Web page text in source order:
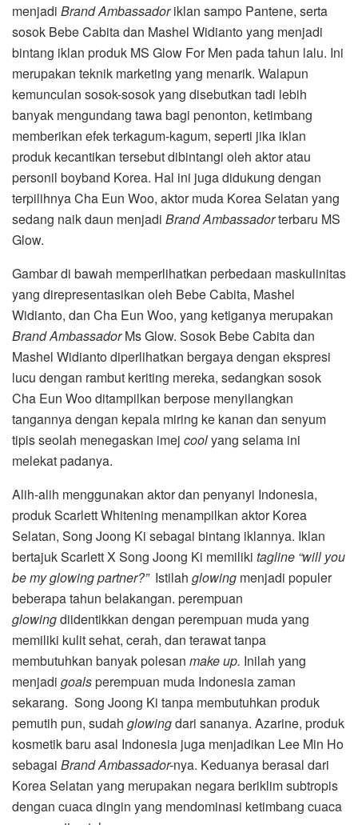
menjadi Brand Ambassadoriklan sampo Pantene, serta
sosok Bebe Cabita dan Mashel Widianto yang menjadi
bintang iklan produk MS Glow For Men pada tahun lalu. Ini
merupakan teknik marketing yang menarik. Walapun
kemunculan sosok-sosok yang disebutkan tadi lebih
banyak mengundang tawa bagi penonton, ketimbang
memberikan efek terkagum-kagum, seperti jika iklan
produk kecantikan tersebut dibintangi oleh aktor atau
personil boyband Korea. Hal ini juga didukung dengan
terpilihnya Cha Eun Woo, aktor muda Korea Selatan yang
sedang naik daun menjadi Brand Ambassadorterbaru MS
Glow.
Gambar di bawah memperlihatkan perbedaan maskulinitas
yang direpresentasikan oleh Bebe Cabita, Mashel
Widianto, dan Cha Eun Woo, yang ketiganya merupakan
Brand AmbassadorMs Glow. Sosok Bebe Cabita dan
Mashel Widianto diperlihatkan bergaya dengan ekspresi
lucu dengan rambut keriting mereka, sedangkan sosok
Cha Eun Woo ditampilkan berpose menyilangkan
tangannya dengan kepala miring ke kanan dan senyum
tipis seolah menegaskan imej coolyang selama ini
melekat padanya.
Alih-alih menggunakan aktor dan penyanyi Indonesia,
produk Scarlett Whitening menampilkan aktor Korea
Selatan, Song Joong Ki sebagai bintang iklannya. Iklan
bertajuk Scarlett X Song Joong Ki memiliki tagline “will you
be my glowing partner?”Istilah glowing menjadi populer
beberapa tahun belakangan. perempuan
glowingdiidentikkan dengan perempuan muda yang
memiliki kulit sehat, cerah, dan terawat tanpa
membutuhkan banyak polesan make up. Inilah yang
menjadi goalsperempuan muda Indonesia zaman
sekarang. Song Joong Ki tanpa membutuhkan produk
pemutih pun, sudah glowingdari sananya. Azarine, produk
kosmetik baru asal Indonesia juga menjadikan Lee Min Ho
sebagai Brand Ambassador-nya. Keduanya berasal dari
Korea Selatan yang merupakan negara beriklim subtropis
dengan cuaca dingin yang mendominasi ketimbang cuaca